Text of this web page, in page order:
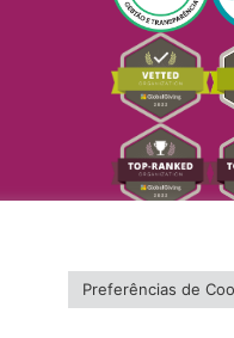
Copyright
Preferências de